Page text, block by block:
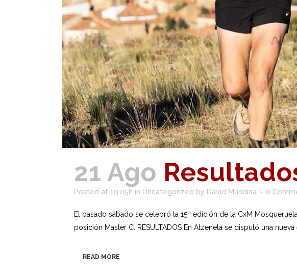
21 Ago
Posted at 19:05h in Uncategorized by David Mundina 0
El pasado sábado se celebró la 15ª edición de la CxM
posición Master C. RESULTADOS En Atzeneta se disputó una
READ MORE